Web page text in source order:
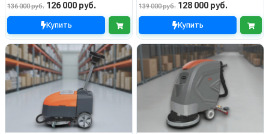
136 000 руб. 126 000 руб.
Купить
139 000 руб. 128 000 руб.
Купить